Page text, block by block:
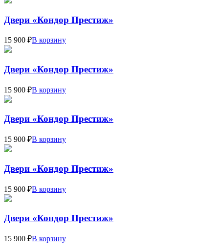
Двери «Кондор Престиж»
15 900 ₽В корзину
Двери «Кондор Престиж»
15 900 ₽В корзину
Двери «Кондор Престиж»
15 900 ₽В корзину
Двери «Кондор Престиж»
15 900 ₽В корзину
Двери «Кондор Престиж»
15 900 ₽В корзину